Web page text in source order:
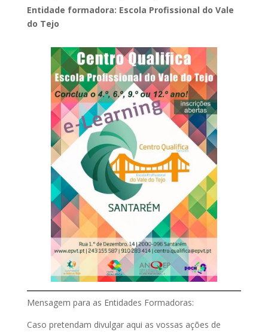
Entidade formadora: Escola Profissional do Vale
do Tejo
Mensagem para as Entidades Formadoras:
Caso pretendam divulgar aqui as vossas ações de